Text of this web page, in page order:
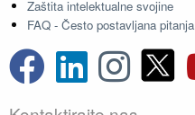
Zaštita intelektualne svojine
FAQ - Često postavljana pitanja